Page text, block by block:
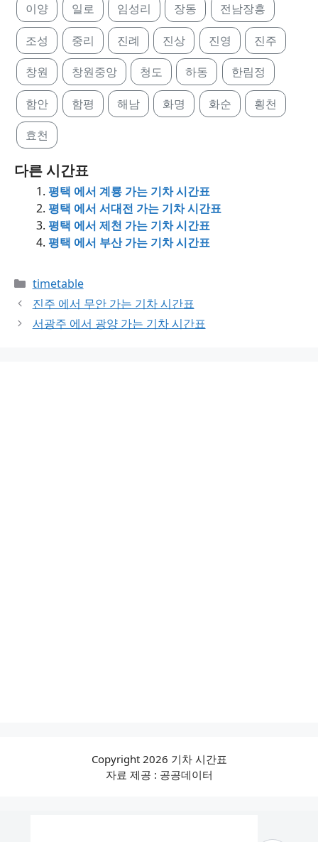
이양 일로 임성리 장동 전남장흥
조성 중리 진례 진상 진영 진주
창원 창원중앙 청도 하동 한림정
함안 함평 해남 화명 화순 횡천
효천
다른 시간표
평택 에서 계룡 가는 기차 시간표
평택 에서 서대전 가는 기차 시간표
평택 에서 제천 가는 기차 시간표
평택 에서 부산 가는 기차 시간표
Categories
timetable
진주 에서 무안 가는 기차 시간표
서광주 에서 광양 가는 기차 시간표
Copyright 2026 기차 시간표
자료 제공 : 공공데이터